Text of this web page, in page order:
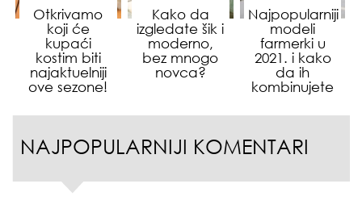
Otkrivamo
koji će
kupaći
kostim biti
najaktuelniji
ove sezone!
Kako da
izgledate šik i
moderno,
bez mnogo
novca?
Najpopularniji
modeli
farmerki u
2021. i kako
da ih
kombinujete
NAJPOPULARNIJI KOMENTARI